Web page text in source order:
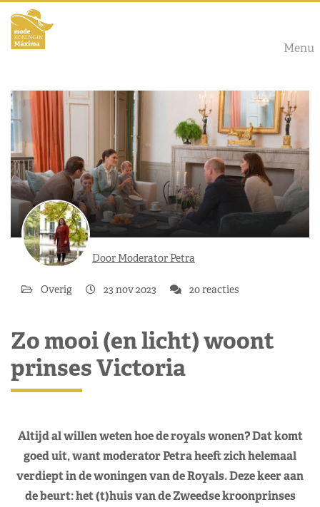
Menu
Door Moderator Petra
Overig 23 nov 2023 20 reacties
Zo mooi (en licht) woont
prinses Victoria
Altijd al willen weten hoe de royals wonen? Dat komt
goed uit, want moderator Petra heeft zich helemaal
verdiept in de woningen van de Royals. Deze keer aan
de beurt: het (t)huis van de Zweedse kroonprinses